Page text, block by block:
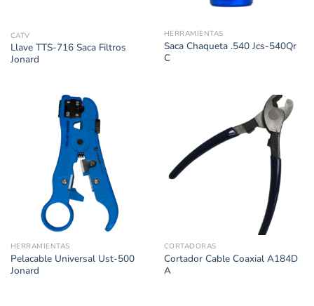
CATV
Llave TTS-716 Saca Filtros
Jonard
HERRAMIENTAS
Saca Chaqueta .540 Jcs-540Qr
C
HERRAMIENTAS
Pelacable Universal Ust-500
Jonard
CORTADORAS
Cortador Cable Coaxial A184D
A